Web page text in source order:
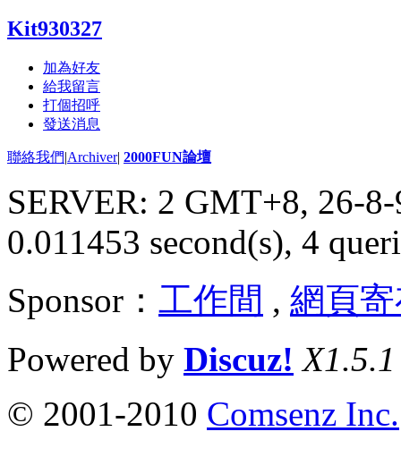
Kit930327
加為好友
給我留言
打個招呼
發送消息
聯絡我們|Archiver| 2000FUN論壇
SERVER: 2 GMT+8, 26-
0.011453 second(s), 4
Sponsor： 工作間 , 網頁
Powered by Discuz! X1.5.1
© 2001-2010 Comsenz Inc.